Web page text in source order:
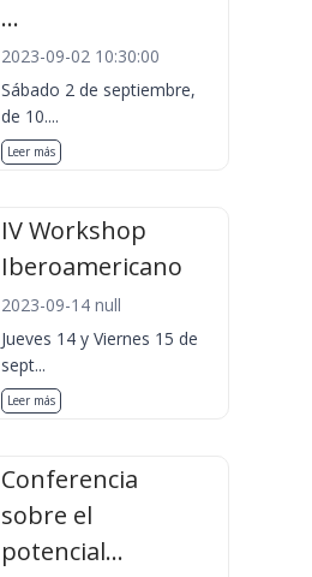
...
2023-09-02 10:30:00
Sábado 2 de septiembre,
de 10....
Leer más
IV Workshop
Iberoamericano
2023-09-14 null
Jueves 14 y Viernes 15 de
sept...
Leer más
Conferencia
sobre el
potencial...